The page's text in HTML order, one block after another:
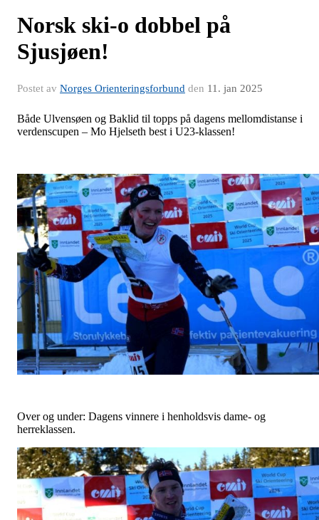
Norsk ski-o dobbel på
Sjusjøen!
Postet av Norges Orienteringsforbund den 11. jan 2025
Både Ulvensøen og Baklid til topps på dagens mellomdistanse i
verdenscupen – Mo Hjelseth best i U23-klassen!
Over og under: Dagens vinnere i henholdsvis dame- og
herreklassen.